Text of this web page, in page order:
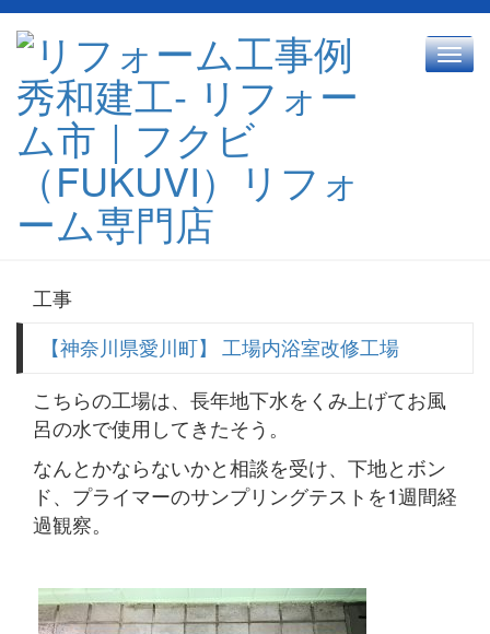
工事
【神奈川県愛川町】 工場内浴室改修工場
こちらの工場は、長年地下水をくみ上げてお風
呂の水で使用してきたそう。
なんとかならないかと相談を受け、下地とボン
ド、プライマーのサンプリングテストを1週間経
過観察。